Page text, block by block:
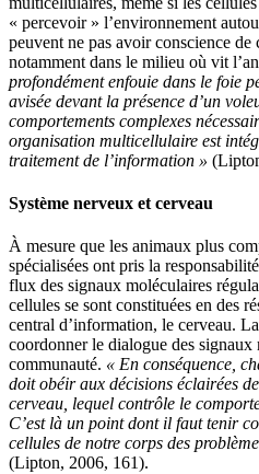
« percevoir » l’environnement
peuvent ne pas avoir conscience de
notamment dans le milieu où vit
profondément enfouie dans le foie
avisée devant la présence d’un
comportements complexes
organisation multicellulaire est
traitement de l’information »
Système nerveux et cerveau
À mesure que les animaux plus
spécialisées ont pris la
flux des signaux moléculaires
cellules se sont constituées en des
central d’information, le cerveau.
coordonner le dialogue des signaux
communauté. « En conséquence,
doit obéir aux décisions éclairées
cerveau, lequel contrôle le
C’est là un point dont il faut tenir
cellules de notre corps des
(Lipton, 2006, 161).